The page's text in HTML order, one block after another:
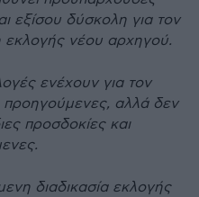
εξίσου δύσκολη για τον
εκλογής νέου αρχηγού.
ενέχουν για τον
προηγούµενες, αλλά δεν
προσδοκίες και
διαδικασία εκλογής